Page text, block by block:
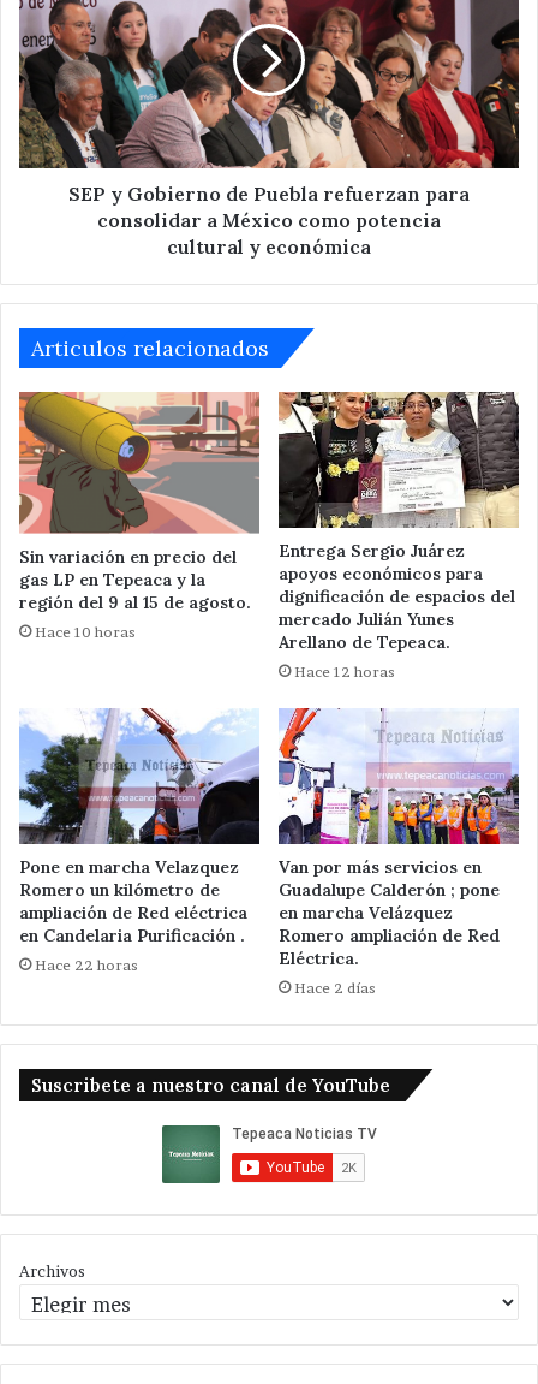
al
25
de
enero
Gobierno
de
Puebla
refuerzan
para
consolidar
a
MéxicoSEP y Gobierno de Puebla refuerzan para
consolidar a México como potencia
cultural y económica
Articulos relacionados
Sin variación en precio del
gas LP en Tepeaca y la
región del 9 al 15 de agosto.
Hace 10 horas
Entrega Sergio Juárez
apoyos económicos para
dignificación de espacios del
mercado Julián Yunes
Arellano de Tepeaca.
Hace 12 horas
Pone en marcha Velazquez
Romero un kilómetro de
ampliación de Red eléctrica
en Candelaria Purificación .
Hace 22 horas
Van por más servicios en
Guadalupe Calderón ; pone
en marcha Velázquez
Romero ampliación de Red
Eléctrica.
Hace 2 días
Suscribete a nuestro canal de YouTube
Archivos